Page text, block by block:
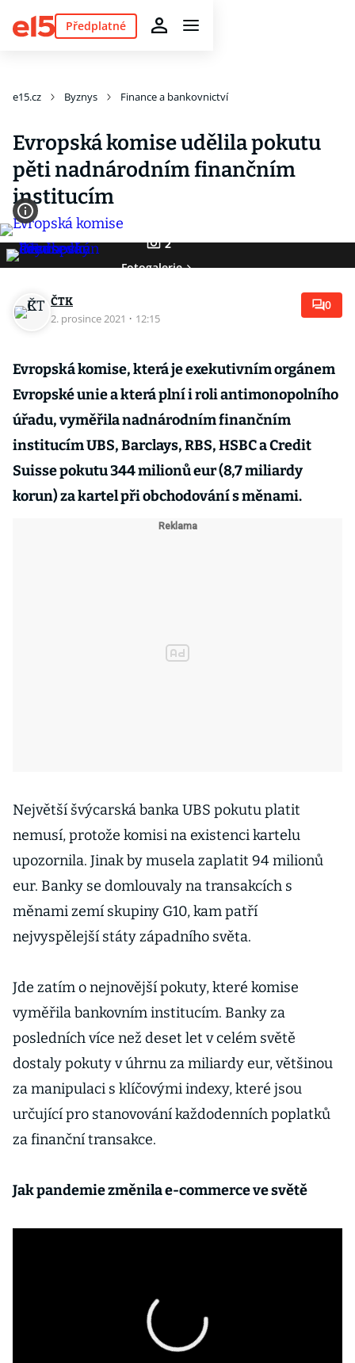
Předplatné
e15.cz Byznys Finance a bankovnictví
Evropská komise udělila pokutu
pěti nadnárodním finančním
institucím
2
Fotogalerie
ČTK
2. prosince 2021 · 12:15
0
Evropská komise, která je exekutivním orgánem
Evropské unie a která plní i roli antimonopolního
úřadu, vyměřila nadnárodním finančním
institucím UBS, Barclays, RBS, HSBC a Credit
Suisse pokutu 344 milionů eur (8,7 miliardy
korun) za kartel při obchodování s měnami.
Největší švýcarská banka UBS pokutu platit
nemusí, protože komisi na existenci kartelu
upozornila. Jinak by musela zaplatit 94 milionů
eur. Banky se domlouvaly na transakcích s
měnami zemí skupiny G10, kam patří
nejvyspělejší státy západního světa.
Jde zatím o nejnovější pokuty, které komise
vyměřila bankovním institucím. Banky za
posledních více než deset let v celém světě
dostaly pokuty v úhrnu za miliardy eur, většinou
za manipulaci s klíčovými indexy, které jsou
určující pro stanovování každodenních poplatků
za finanční transakce.
Jak pandemie změnila e-commerce ve světě